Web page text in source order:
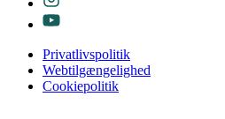
Privatlivspolitik
Webtilgængelighed
Cookiepolitik